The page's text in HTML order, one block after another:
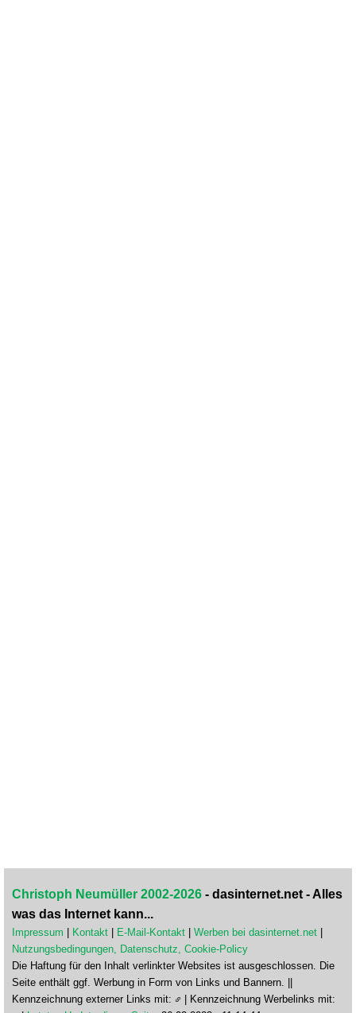
Christoph Neumüller 2002-2026 - dasinternet.net - Alles
was das Internet kann...
Impressum | Kontakt | E-Mail-Kontakt | Werben bei dasinternet.net |
Nutzungsbedingungen, Datenschutz, Cookie-Policy
Die Haftung für den Inhalt verlinkter Websites ist ausgeschlossen. Die
Seite enthält ggf. Werbung in Form von Links und Bannern. ||
Kennzeichnung externer Links mit:
| Kennzeichnung Werbelinks mit: